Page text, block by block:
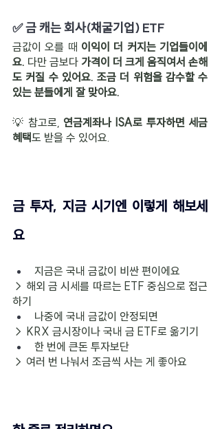
✅ 금 캐는 회사(채굴기업) ETF
금값이 오를 때 이익이 더 커지는 기업들이에
요. 다만 금보다 가격이 더 크게 움직여서 손해
도 커질 수 있어요. 조금 더 위험을 감수할 수
있는 분들에게 잘 맞아요.
💡 참고로, 연금계좌나 ISA로 투자하면 세금
혜택도 받을 수 있어요.
금 투자, 지금 시기엔 이렇게 해보세
요
지금은 국내 금값이 비싼 편이에요
→ 해외 금 시세를 따르는 ETF 중심으로 접근
하기
나중에 국내 금값이 안정되면
→ KRX 금시장이나 국내 금 ETF로 옮기기
한 번에 큰돈 투자보단
→ 여러 번 나눠서 조금씩 사는 게 좋아요